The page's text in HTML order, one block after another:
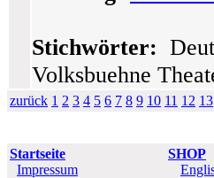
Stichwörter:
Volksbuehne
zurück 1 2 3 4 5 6 7 8 9 10 11 12 13
Startseite SHOP
Impressum